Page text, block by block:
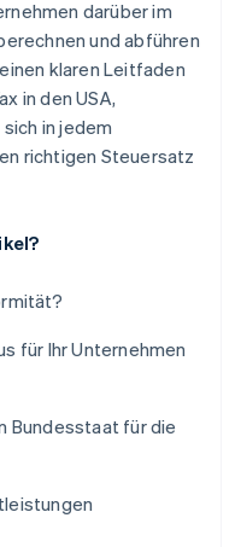
darüber im
und abführen
klaren Leitfaden
in den USA,
in jedem
richtigen Steuersatz
für Ihr Unternehmen
Bundesstaat für die